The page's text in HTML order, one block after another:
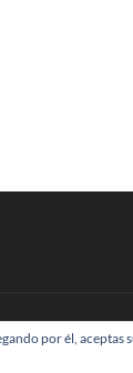
|WordPress| ©
por él, aceptas